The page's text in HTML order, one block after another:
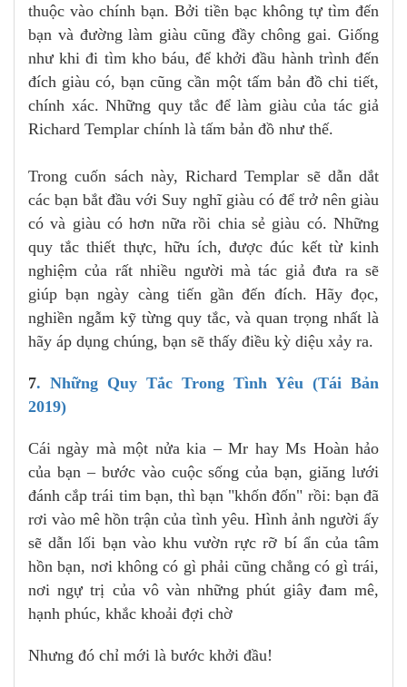
thuộc vào chính bạn. Bởi tiền bạc không tự tìm đến
bạn và đường làm giàu cũng đầy chông gai. Giống
như khi đi tìm kho báu, để khởi đầu hành trình đến
đích giàu có, bạn cũng cần một tấm bản đồ chi tiết,
chính xác. Những quy tắc để làm giàu của tác giả
Richard Templar chính là tấm bản đồ như thế.
Trong cuốn sách này, Richard Templar sẽ dẫn dắt
các bạn bắt đầu với Suy nghĩ giàu có để trở nên giàu
có và giàu có hơn nữa rồi chia sẻ giàu có. Những
quy tắc thiết thực, hữu ích, được đúc kết từ kinh
nghiệm của rất nhiều người mà tác giả đưa ra sẽ
giúp bạn ngày càng tiến gần đến đích. Hãy đọc,
nghiền ngẫm kỹ từng quy tắc, và quan trọng nhất là
hãy áp dụng chúng, bạn sẽ thấy điều kỳ diệu xảy ra.
7. Những Quy Tắc Trong Tình Yêu (Tái Bản
2019)
Cái ngày mà một nửa kia – Mr hay Ms Hoàn hảo
của bạn – bước vào cuộc sống của bạn, giăng lưới
đánh cắp trái tim bạn, thì bạn "khốn đốn" rồi: bạn đã
rơi vào mê hồn trận của tình yêu. Hình ảnh người ấy
sẽ dẫn lối bạn vào khu vườn rực rỡ bí ẩn của tâm
hồn bạn, nơi không có gì phải cũng chẳng có gì trái,
nơi ngự trị của vô vàn những phút giây đam mê,
hạnh phúc, khắc khoải đợi chờ
Nhưng đó chỉ mới là bước khởi đầu!